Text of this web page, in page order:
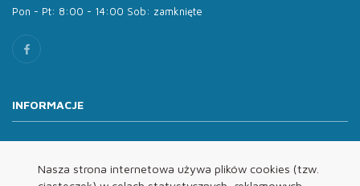
Nasza strona internetowa używa plików cookies (tzw.
Pon - Pt: 8:00 - 14:00 Sob: zamknięte
INFORMACJE
Oferta